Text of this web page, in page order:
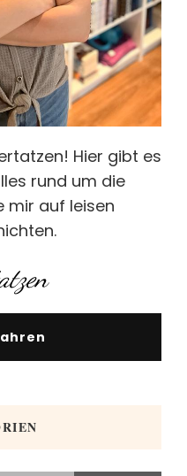
Hier gibt es
rund um die
mir auf leisen